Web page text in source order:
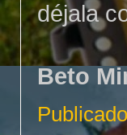
déjala
Beto